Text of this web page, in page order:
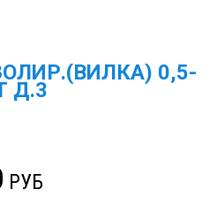
0,5-
Д.3
РУБ